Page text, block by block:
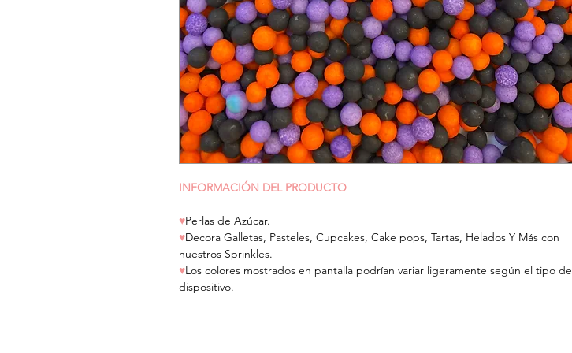
INFORMACIÓN DEL PRODUCTO
♥Perlas de Azúcar.
♥Decora Galletas, Pasteles, Cupcakes, Cake pops, Tartas, Helados Y Más con
nuestros Sprinkles.
♥Los colores mostrados en pantalla podrían variar ligeramente según el tipo de
dispositivo.